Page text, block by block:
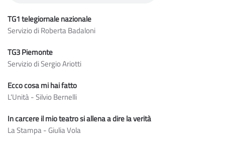
TG1 telegiornalenazionale
Servizio di Roberta Badaloni
TG3 Piemonte
Servizio di Sergio Ariotti
Ecco cosa mi hai fatto
L'Unità - Silvio Bernelli
In carcere il mio teatro si allena a dire la verità
La Stampa - Giulia Vola